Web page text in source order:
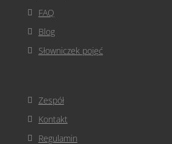
FAQ
Blog
Słowniczek pojęć
Zespół
Kontakt
Regulamin